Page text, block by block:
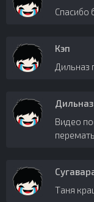
Спасибо
Кэп
Дильназ
Дильназ
Видео
Таня